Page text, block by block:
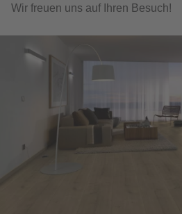
Wir freuen uns auf Ihren Besuch!